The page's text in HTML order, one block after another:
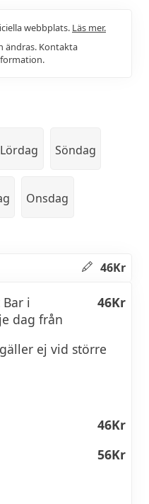
webbplats. Läs mer.
ändras. Kontakta
Lördag Söndag
Onsdag
46Kr
i
dag från
46Kr
ej vid större
46Kr
56Kr